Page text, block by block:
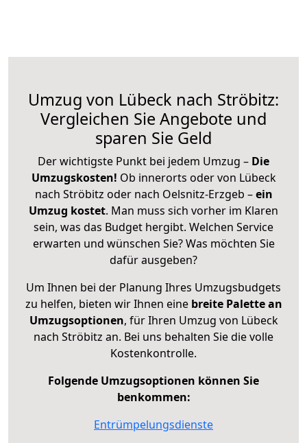
Umzug von Lübeck nach Ströbitz:
Vergleichen Sie Angebote und
sparen Sie Geld
Der wichtigste Punkt bei jedem Umzug – Die
Umzugskosten! Ob innerorts oder von Lübeck
nach Ströbitz oder nach Oelsnitz-Erzgeb –ein
Umzug kostet. Man muss sich vorher im Klaren
sein, was das Budget hergibt. Welchen Service
erwarten und wünschen Sie? Was möchten Sie
dafür ausgeben?
Um Ihnen bei der Planung Ihres Umzugsbudgets
zu helfen, bieten wir Ihnen eine breite Palette an
Umzugsoptionen, für Ihren Umzug von Lübeck
nach Ströbitz an. Bei uns behalten Sie die volle
Kostenkontrolle.
Folgende Umzugsoptionen können Sie
benkommen:
Entrümpelungsdienste